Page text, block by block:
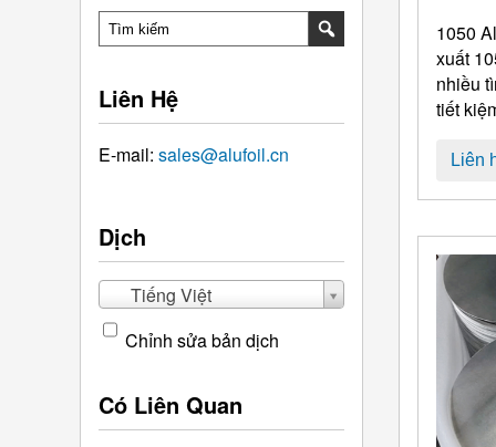
Liên Hệ
E-mail: sales@alufoil.cn
Dịch
Tiếng Việt
Chỉnh sửa bản dịch
Có Liên Quan
1050
xuất
nhiều
tiết
Liên